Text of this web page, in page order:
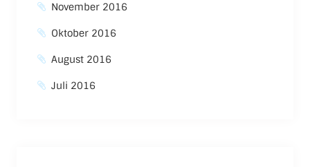
November 2016
Oktober 2016
August 2016
Juli 2016